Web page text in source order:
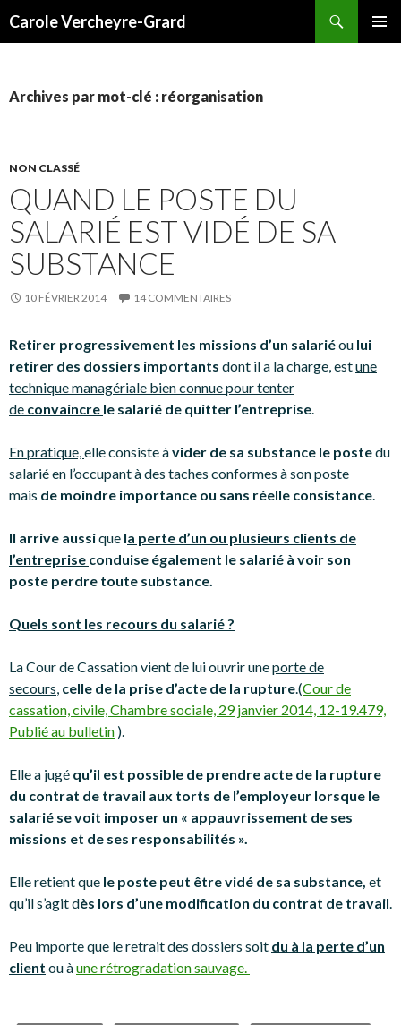
Carole Vercheyre-Grard
Archives par mot-clé : réorganisation
NON CLASSÉ
QUAND LE POSTE DU
SALARIÉ EST VIDÉ DE SA
SUBSTANCE
10 FÉVRIER 2014 14 COMMENTAIRES
Retirer progressivement les missions d’un salariéou lui
retirer des dossiers importants dont il a la charge, estune
technique managériale bien connue pour tenter
de convaincre le salarié de quitter l’entreprise.
En pratique,elle consiste àvider de sa substance le postedu
salarié en l’occupant à des taches conformes à son poste
mais de moindre importance ou sans réelle consistance.
Il arrive aussique la perte d’un ou plusieurs clients de
l’entreprise conduise également le salarié à voir son
poste perdre toute substance.
Quels sont les recours du salarié ?
La Cour de Cassation vient de lui ouvrir uneporte de
secours, celle de la prise d’acte de la rupture.(Cour de
cassation, civile, Chambre sociale, 29 janvier 2014, 12-19.479,
Publié au bulletin ).
Elle a jugé qu’il est possible de prendre acte de la rupture
du contrat de travail aux torts de l’employeur lorsque le
salarié se voit imposer un « appauvrissement de ses
missions et de ses responsabilités ».
Elle retient que le poste peut être vidé de sa substance, et
qu’il s’agit dès lors d’une modification du contrat de travail.
Peu importe que le retrait des dossiers soit du à la perte d’un
client ou àune rétrogradation sauvage.